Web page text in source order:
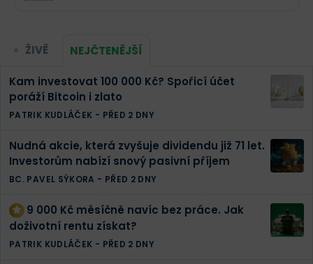
ŽIVĚ NEJČTENĚJŠÍ
Kam investovat 100 000 Kč? Spořicí účet
poráží Bitcoin i zlato
PATRIK KUDLÁČEK - PŘED 2 DNY
Nudná akcie, která zvyšuje dividendu již 71 let.
Investorům nabízí snový pasivní příjem
BC. PAVEL SÝKORA - PŘED 2 DNY
9 000 Kč měsíčně navíc bez práce. Jak
doživotní rentu získat?
PATRIK KUDLÁČEK - PŘED 2 DNY